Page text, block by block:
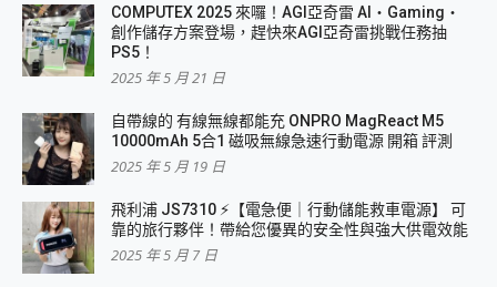
COMPUTEX 2025 來囉！AGI亞奇雷 AI・Gaming・
創作儲存方案登場，趕快來AGI亞奇雷挑戰任務抽
PS5！
2025 年 5 月 21 日
自帶線的 有線無線都能充 ONPRO MagReact M5
10000mAh 5合1 磁吸無線急速行動電源 開箱 評測
2025 年 5 月 19 日
飛利浦 JS7310 ⚡【電急便｜行動儲能救車電源】 可
靠的旅行夥伴！帶給您優異的安全性與強大供電效能
2025 年 5 月 7 日